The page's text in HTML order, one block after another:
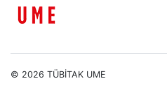
© 2026 TÜBİTAK UME